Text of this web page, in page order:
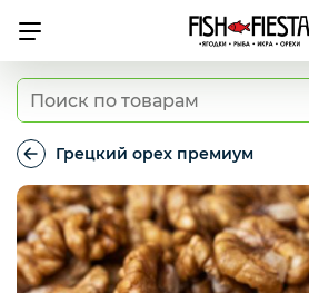
Свежие ягоды и фрукты
Хит продаж
Грецкий орех премиум
Грецкий
орех
премиум